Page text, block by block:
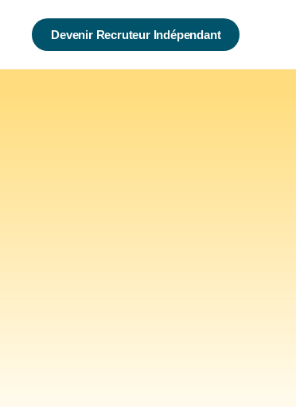
Devenir Recruteur Indépendant